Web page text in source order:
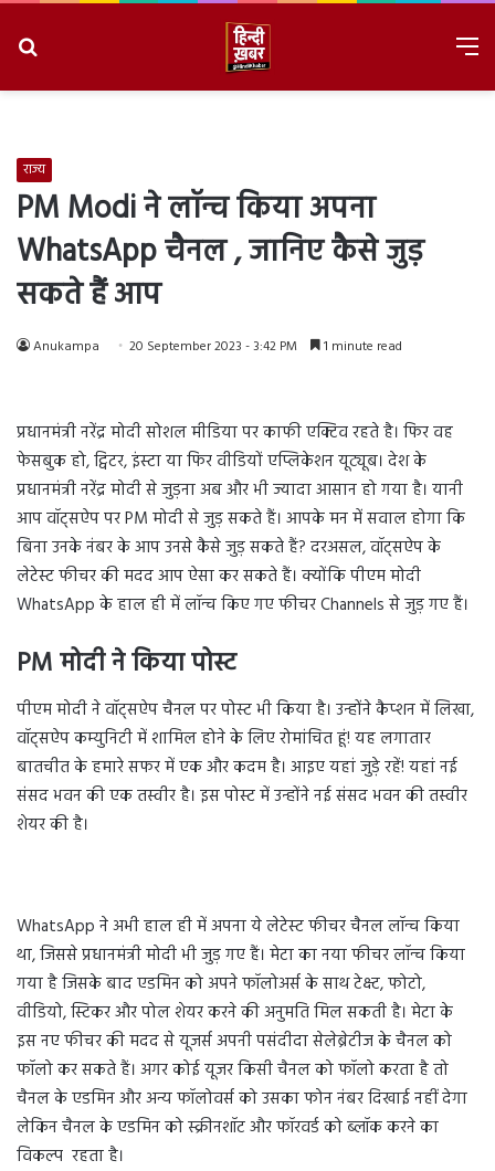
राज्य
PM Modi ने लॉन्च किया अपना
WhatsApp चैनल , जानिए कैसे जुड़
सकते हैं आप
Anukampa 20 September 2023 - 3:42 PM 1 minute read
प्रधानमंत्री नरेंद्र मोदी सोशल मीडिया पर काफी एक्टिव रहते है। फिर वह
फेसबुक हो, ट्विटर, इंस्टा या फिर वीडियों एप्लिकेशन यूट्यूब। देश के
प्रधानमंत्री नरेंद्र मोदी से जुड़ना अब और भी ज्यादा आसान हो गया है। यानी
आप वॉट्सऐप पर PM मोदी से जुड़ सकते हैं। आपके मन में सवाल होगा कि
बिना उनके नंबर के आप उनसे कैसे जुड़ सकते हैं? दरअसल, वॉट्सऐप के
लेटेस्ट फीचर की मदद आप ऐसा कर सकते हैं। क्योंकि पीएम मोदी
WhatsApp के हाल ही में लॉन्च किए गए फीचर Channels से जुड़ गए हैं।
PM मोदी ने किया पोस्ट
पीएम मोदी ने वॉट्सऐप चैनल पर पोस्ट भी किया है। उन्होंने कैप्शन में लिखा,
वॉट्सऐप कम्युनिटी में शामिल होने के लिए रोमांचित हूं! यह लगातार
बातचीत के हमारे सफर में एक और कदम है। आइए यहां जुड़े रहें! यहां नई
संसद भवन की एक तस्वीर है। इस पोस्ट में उन्होंने नई संसद भवन की तस्वीर
शेयर की है।
WhatsApp ने अभी हाल ही में अपना ये लेटेस्ट फीचर चैनल लॉन्च किया
था, जिससे प्रधानमंत्री मोदी भी जुड़ गए हैं। मेटा का नया फीचर लॉन्च किया
गया है जिसके बाद एडमिन को अपने फॉलोअर्स के साथ टेक्स्ट, फोटो,
वीडियो, स्टिकर और पोल शेयर करने की अनुमति मिल सकती है। मेटा के
इस नए फीचर की मदद से यूजर्स अपनी पसंदीदा सेलेब्रेटीज के चैनल को
फॉलो कर सकते हैं। अगर कोई यूजर किसी चैनल को फॉलो करता है तो
चैनल के एडमिन और अन्य फॉलोवर्स को उसका फोन नंबर दिखाई नहीं देगा
लेकिन चैनल के एडमिन को स्क्रीनशॉट और फॉरवर्ड को ब्लॉक करने का
विकल्प रहता है।